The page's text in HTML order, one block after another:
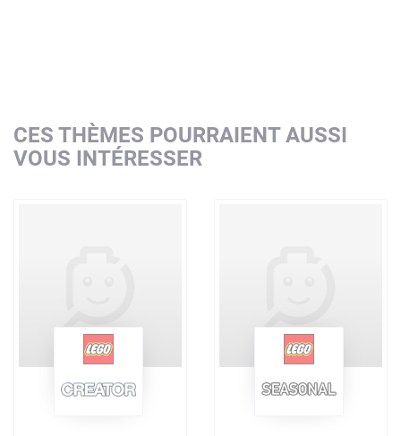
CES THÈMES POURRAIENT AUSSI
VOUS INTÉRESSER